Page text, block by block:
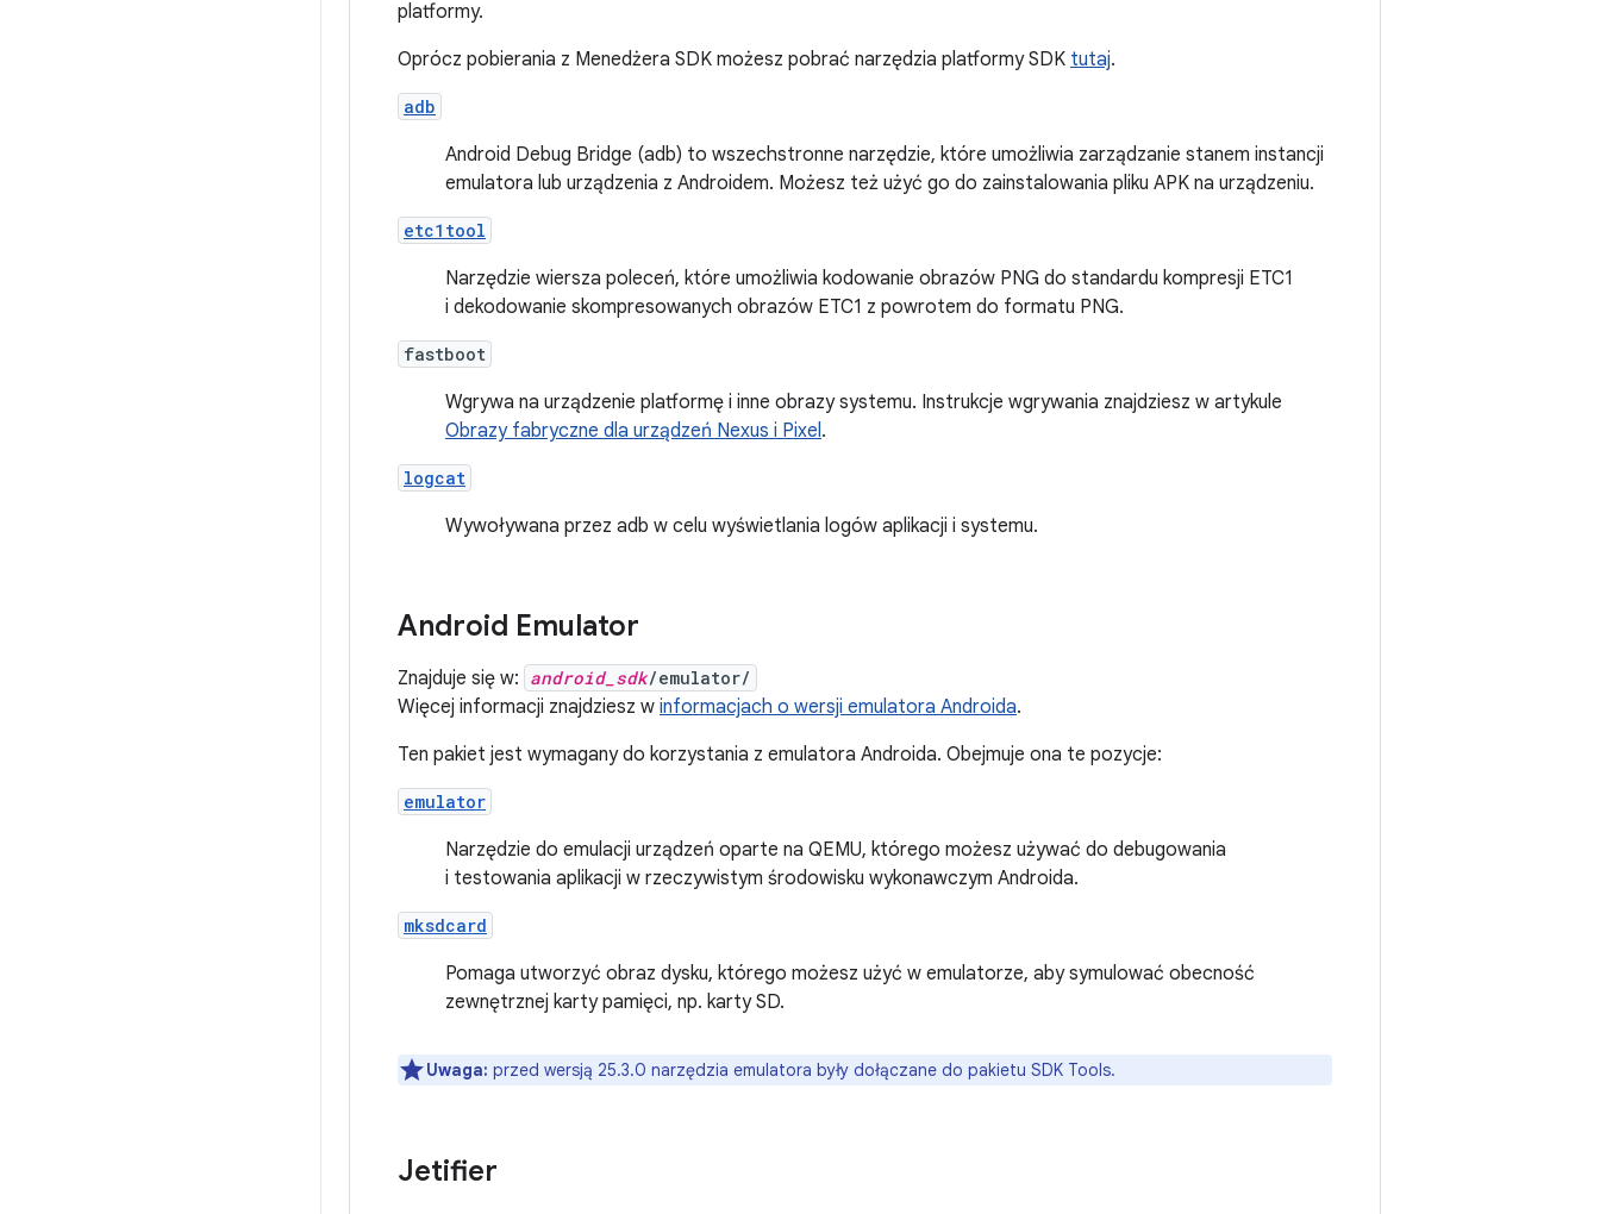
platformy.
Oprócz pobierania z Menedżera SDK możesz pobrać narzędzia platformy SDK tutaj.
adb
Android Debug Bridge (adb) to wszechstronne narzędzie, które umożliwia zarządzanie stanem instancji
emulatora lub urządzenia z Androidem. Możesz też użyć go do zainstalowania pliku APK na urządzeniu.
etc1tool
Narzędzie wiersza poleceń, które umożliwia kodowanie obrazów PNG do standardu kompresji ETC1
i dekodowanie skompresowanych obrazów ETC1 z powrotem do formatu PNG.
fastboot
Wgrywa na urządzenie platformę i inne obrazy systemu. Instrukcje wgrywania znajdziesz w artykule
Obrazy fabryczne dla urządzeń Nexus i Pixel.
logcat
Wywoływana przez adb w celu wyświetlania logów aplikacji i systemu.
Android Emulator
Znajduje się w: android_sdk/emulator/
Więcej informacji znajdziesz w informacjach o wersji emulatora Androida.
Ten pakiet jest wymagany do korzystania z emulatora Androida. Obejmuje ona te pozycje:
emulator
Narzędzie do emulacji urządzeń oparte na QEMU, którego możesz używać do debugowania
i testowania aplikacji w rzeczywistym środowisku wykonawczym Androida.
mksdcard
Pomaga utworzyć obraz dysku, którego możesz użyć w emulatorze, aby symulować obecność
zewnętrznej karty pamięci, np. karty SD.
Uwaga: przed wersją 25.3.0 narzędzia emulatora były dołączane do pakietu SDK Tools.
Jetifier